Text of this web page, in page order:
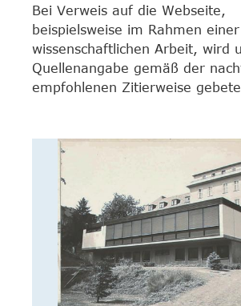
Bei Verweis auf die Webseite,
beispielsweise im Rahmen einer
wissenschaftlichen Arbeit, wird
Quellenangabe gemäß der
empfohlenen Zitierweise